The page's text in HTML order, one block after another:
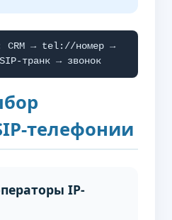
CRM → tel://номер →
транк → звонок
телефонии
IP-